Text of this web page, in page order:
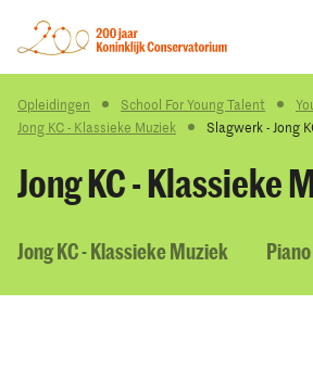
Opleidingen School For Young Talent
Jong KC - Klassieke Muziek
Slagwerk - Jong
Jong KC - Klassieke
Jong KC - Klassieke Muziek